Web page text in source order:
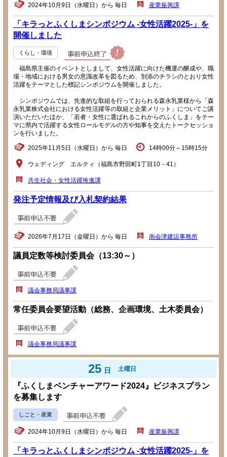
2024年10月9日（水曜日）から 毎日 産業振興課
「キラっとふくしまシンポジウム -女性活躍2025-」を
開催しました
くらし・環境
福島県主催のイベントとしまして、女性活躍に向けた機運の醸成や、職
場・地域における男女の意識改革を図るため、別添のチラシのとおり女性
活躍をテーマとした標記シンポジウムを開催しました。
シンポジウムでは、先進的な取組を行っておられる森永乳業様から「森
永乳業株式会社における女性活躍等の取組と企業メリット」についてご講
演いただいたほか、「若者・女性に選ばれるこれからのふくしま」をテー
マに県内で活躍する女性ロールモデルの方や知事を交えたトークセッショ
ンを行いました。
2025年11月5日（水曜日）から 毎日 14時00分～15時15分
ウェディング エルティ（福島市野田町1丁目10－41）
共生社会・女性活躍推進課
発注予定情報及び入札契約結果
2026年7月17日（金曜日）から 毎日 南会津建設事務所
議員定数等検討委員会（13:30～）
議会事務局議事課
常任委員会要望活動（総務、企画環境、土木委員会）
議会事務局議事課
25 日 土曜日
『ふくしまベンチャーアワード2024』ビジネスプラン
を募集します
しごと・産業
2024年10月9日（水曜日）から 毎日 産業振興課
「キラっとふくしまシンポジウム -女性活躍2025-」を